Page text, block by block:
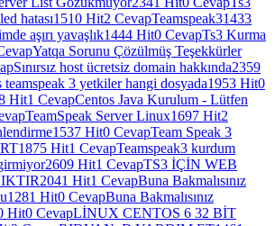
hatası1510 Hit2 CevapTeamspeak31433
aşırı yavaşlık1444 Hit0 CevapTs3 Kurma
Yatqa Sorunu Çözülmüş Teşekkürler
Sınırsız host ücretsiz domain hakkında2359
3 yetkiler hangi dosyada1953 Hit0
Hit1 CevapCentos Java Kurulum - Lütfen
TeamSpeak Server Linux1697 Hit2
1537 Hit0 CevapTeam Speak 3
1875 Hit1 CevapTeamspeak3 kurdum
2609 Hit1 CevapTS3 İÇİN WEB
2041 Hit1 CevapBuna Bakmalısınız
1281 Hit0 CevapBuna Bakmalısınız
Hit0 CevapLİNUX CENTOS 6 32 BİT